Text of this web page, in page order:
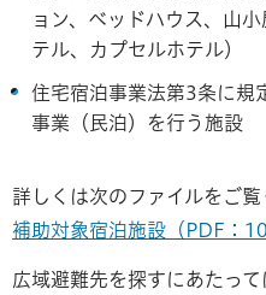
ョン、ベッドハウス、山
テル、カプセルホテル）
住宅宿泊事業法第3条に規
事業（民泊）を行う施設
詳しくは次のファイルをご覧
補助対象宿泊施設（PDF：
広域避難先を探すにあたっ